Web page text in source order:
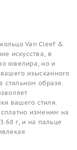
Van Cleef &
искусства, в
ювелира, но и
изысканного
стильном образе.
вашего стиля.
изменим на
г, и на пальце